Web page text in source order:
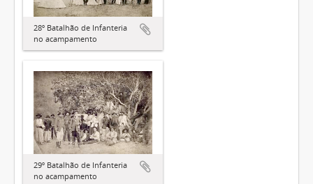
28º Batalhão de Infanteria
no acampamento
29º Batalhão de Infanteria
no acampamento